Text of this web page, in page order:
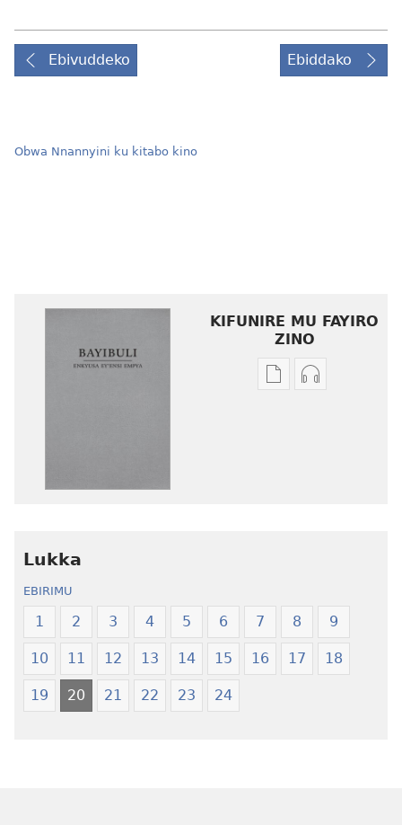
Ebivuddeko Ebiddako
Obwa Nnannyini ku kitabo kino
KIFUNIRE MU FAYIRO
ZINO
Eby'okulondako
Lukka
EBIRIMU
1 2 3 4 5 6 7 8 9
10 11 12 13 14 15 16 17 18
19 20 21 22 23 24